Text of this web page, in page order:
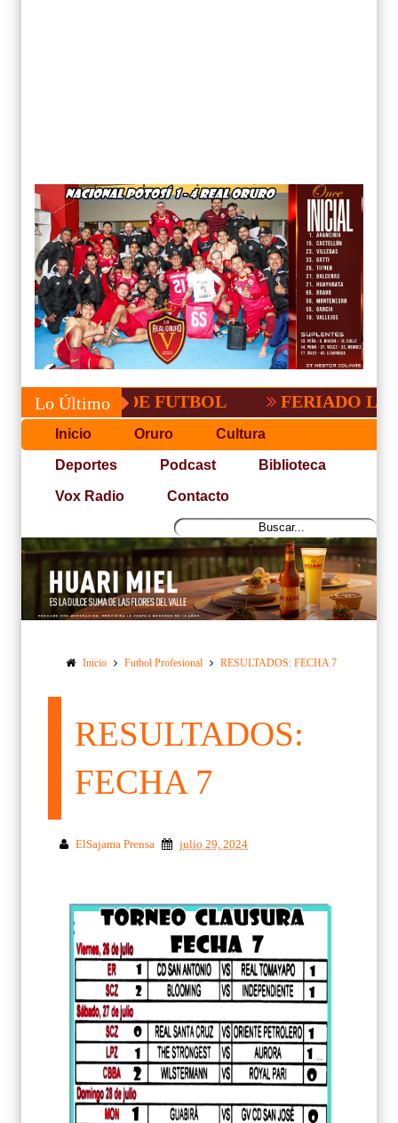
Lo ÚltimoDE FUTBOL FERIADO LARGO
Inicio Oruro Cultura
Deportes Podcast Biblioteca
Vox Radio Contacto
Inicio Futbol Profesional RESULTADOS: FECHA 7
RESULTADOS:
FECHA 7
ElSajama Prensa julio 29, 2024